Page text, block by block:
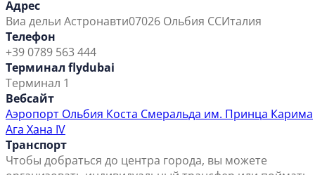
Адрес
Виа дельи Астронавти07026 Ольбия ССИталия
Телефон
+39 0789 563 444
Терминал flydubai
Терминал 1
Вебсайт
Аэропорт Ольбия Коста Смеральда им. Принца Карима
Ага Хана IV
Транспорт
Чтобы добраться до центра города, вы можете